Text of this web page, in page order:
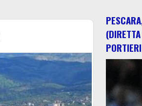
PORTIERI